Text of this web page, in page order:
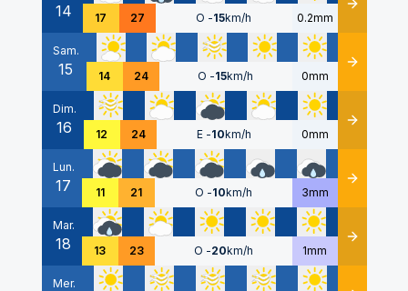
14 17 27 O -15km/h 0.2mm Détails
Sam.
15 14 24 O -15km/h 0mm Détails
Dim.
16 12 24 E -10km/h 0mm Détails
Lun.
17 11 21 O -10km/h 3mm Détails
Mar.
18 13 23 O -20km/h 1mm Détails
Mer.